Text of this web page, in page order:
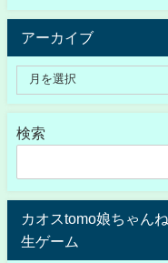
アーカイブ
検索
カオスtomo娘ちゃん
生ゲーム